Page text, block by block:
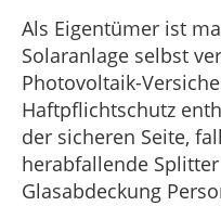
Als Eigentümer ist
Solaranlage selbst
Photovoltaik-
Haftpflichtschutz
der sicheren Seite,
herabfallende
Glasabdeckung